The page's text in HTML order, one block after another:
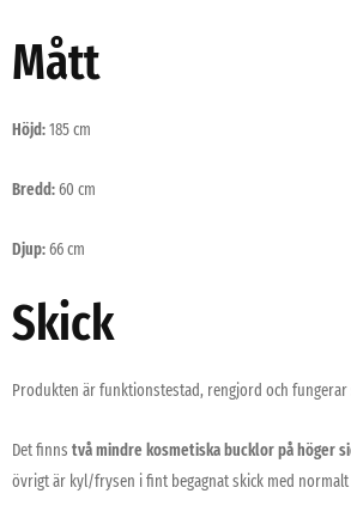
Mått
Höjd:185 cm
Bredd:60 cm
Djup:66 cm
Skick
Produkten är funktionstestad, rengjord och fungerar
Det finns två mindre kosmetiska bucklor på höger
övrigt är kyl/frysen i fint begagnat skick med normalt